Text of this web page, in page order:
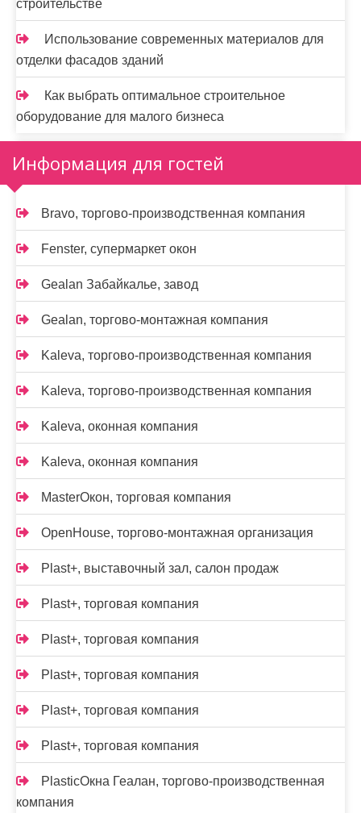
строительстве
Использование современных материалов для
отделки фасадов зданий
Как выбрать оптимальное строительное
оборудование для малого бизнеса
Информация для гостей
Bravo, торгово-производственная компания
Fenster, супермаркет окон
Gealan Забайкалье, завод
Gealan, торгово-монтажная компания
Kaleva, торгово-производственная компания
Kaleva, торгово-производственная компания
Kalevа, оконная компания
Kalevа, оконная компания
MasterОкон, торговая компания
OpenHouse, торгово-монтажная организация
Plast+, выставочный зал, салон продаж
Plast+, торговая компания
Plast+, торговая компания
Plast+, торговая компания
Plast+, торговая компания
Plast+, торговая компания
PlasticОкна Геалан, торгово-производственная
компания